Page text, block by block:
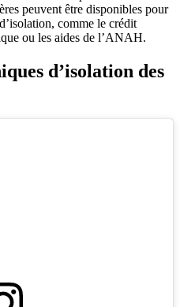
peuvent être disponibles pour
comme le crédit
ou les aides de l’ANAH.
d’isolation des